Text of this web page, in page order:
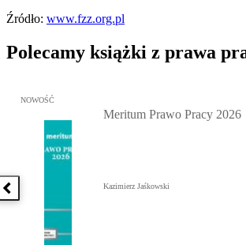
Źródło: www.fzz.org.pl
Polecamy książki z prawa
Poprzednia książka
Przejdź do: Meritum Prawo Pracy 2026,
NOWOŚĆ
Meritum Prawo Pracy 2026
Kazimierz Jaśkowski